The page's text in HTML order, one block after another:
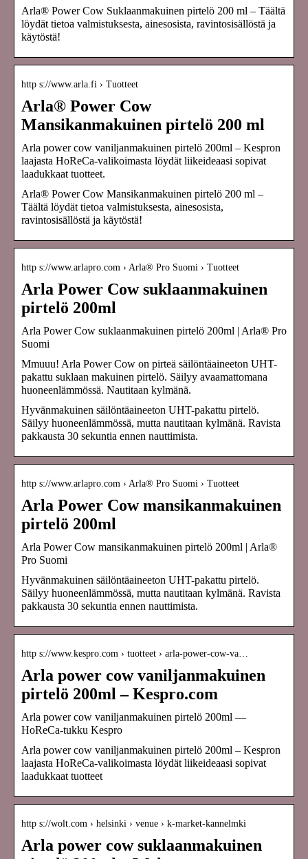
Arla® Power Cow Suklaanmakuinen pirtelö 200 ml – Täältä
löydät tietoa valmistuksesta, ainesosista, ravintosisällöstä ja
käytöstä!
http s://www.arla.fi › Tuotteet
Arla® Power Cow
Mansikanmakuinen pirtelö 200 ml
Arla power cow vaniljanmakuinen pirtelö 200ml – Kespron
laajasta HoReCa-valikoimasta löydät liikeideaasi sopivat
laadukkaat tuotteet.
Arla® Power Cow Mansikanmakuinen pirtelö 200 ml –
Täältä löydät tietoa valmistuksesta, ainesosista,
ravintosisällöstä ja käytöstä!
http s://www.arlapro.com › Arla® Pro Suomi › Tuotteet
Arla Power Cow suklaanmakuinen
pirtelö 200ml
Arla Power Cow suklaanmakuinen pirtelö 200ml | Arla® Pro
Suomi
Mmuuu! Arla Power Cow on pirteä säilöntäaineeton UHT-
pakattu suklaan makuinen pirtelö. Säilyy avaamattomana
huoneenlämmössä. Nautitaan kylmänä.
Hyvänmakuinen säilöntäaineeton UHT-pakattu pirtelö.
Säilyy huoneenlämmössä, mutta nautitaan kylmänä. Ravista
pakkausta 30 sekuntia ennen nauttimista.
http s://www.arlapro.com › Arla® Pro Suomi › Tuotteet
Arla Power Cow mansikanmakuinen
pirtelö 200ml
Arla Power Cow mansikanmakuinen pirtelö 200ml | Arla®
Pro Suomi
Hyvänmakuinen säilöntäaineeton UHT-pakattu pirtelö.
Säilyy huoneenlämmössä, mutta nautitaan kylmänä. Ravista
pakkausta 30 sekuntia ennen nauttimista.
http s://www.kespro.com › tuotteet › arla-power-cow-va…
Arla power cow vaniljanmakuinen
pirtelö 200ml – Kespro.com
Arla power cow vaniljanmakuinen pirtelö 200ml —
HoReCa-tukku Kespro
Arla power cow vaniljanmakuinen pirtelö 200ml – Kespron
laajasta HoReCa-valikoimasta löydät liikeideaasi sopivat
laadukkaat tuotteet
http s://wolt.com › helsinki › venue › k-market-kannelmki
Arla power cow suklaanmakuinen